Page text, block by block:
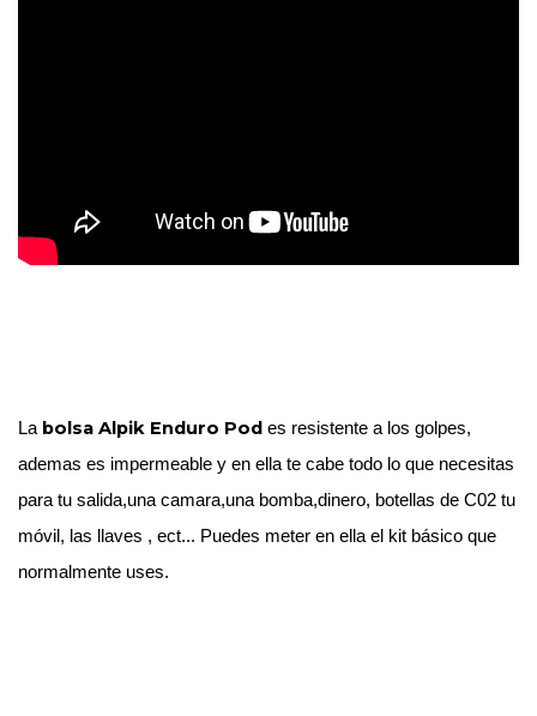
La bolsa Alpik Enduro Pod es resistente a los golpes,
ademas es impermeable y en ella te cabe todo lo que necesitas
para tu salida,una camara,una bomba,dinero, botellas de C02 tu
móvil, las llaves , ect... Puedes meter en ella el kit básico que
normalmente uses.